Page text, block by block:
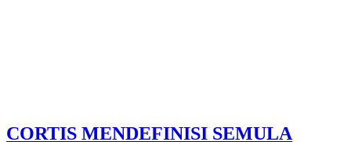
CORTIS MENDEFINISI SEMULA